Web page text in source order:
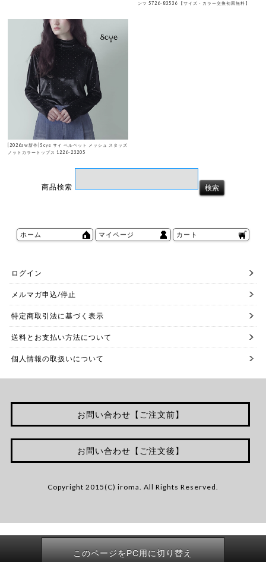
ンツ 5726-83536 【サイズ・カラー交換初回無料】
[2026aw新作]Scye サイ ベルベット メッシュ スタッズ
ノットカラートップス 1226-23205
商品検索
ホーム マイページ カート
ログイン
メルマガ申込/停止
特定商取引法に基づく表示
送料とお支払い方法について
個人情報の取扱いについて
お問い合わせ【ご注文前】
お問い合わせ【ご注文後】
Copyright 2015(C) iroma. All Rights Reserved.
このページをPC用に切り替え